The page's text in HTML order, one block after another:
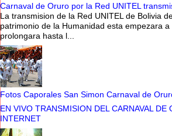
Carnaval de Oruro por la Red UNITEL
La transmision de la Red UNITEL de Bolivia
patrimonio de la Humanidad esta empezara
prolongara hasta l...
Fotos Caporales San Simon Carnaval de
EN VIVO TRANSMISION DEL CARNAVAL DE
INTERNET